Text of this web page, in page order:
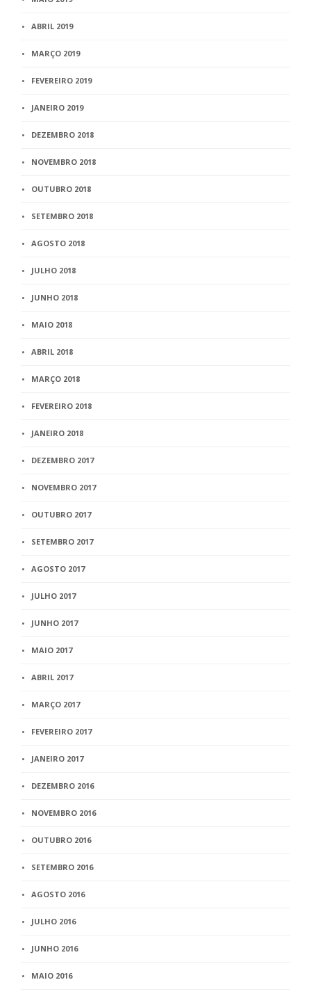
ABRIL 2019
MARÇO 2019
FEVEREIRO 2019
JANEIRO 2019
DEZEMBRO 2018
NOVEMBRO 2018
OUTUBRO 2018
SETEMBRO 2018
AGOSTO 2018
JULHO 2018
JUNHO 2018
MAIO 2018
ABRIL 2018
MARÇO 2018
FEVEREIRO 2018
JANEIRO 2018
DEZEMBRO 2017
NOVEMBRO 2017
OUTUBRO 2017
SETEMBRO 2017
AGOSTO 2017
JULHO 2017
JUNHO 2017
MAIO 2017
ABRIL 2017
MARÇO 2017
FEVEREIRO 2017
JANEIRO 2017
DEZEMBRO 2016
NOVEMBRO 2016
OUTUBRO 2016
SETEMBRO 2016
AGOSTO 2016
JULHO 2016
JUNHO 2016
MAIO 2016